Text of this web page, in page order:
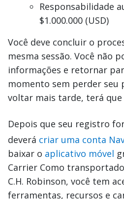
Responsabilidade
$1.000.000 (USD)
Você deve concluir o
mesma sessão. Você não
informações e retornar
momento sem perder seu
voltar mais tarde, terá que
Depois que seu registro
deverá criar uma conta
baixar o aplicativo móvel
Carrier Como
C.H. Robinson, você tem
ferramentas, recursos e